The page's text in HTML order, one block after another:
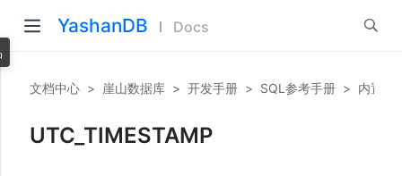
YashanDB Docs
文档中心 > 崖山数据库 > 开发手册 > SQL参考手册 > 内置函
UTC_TIMESTAMP